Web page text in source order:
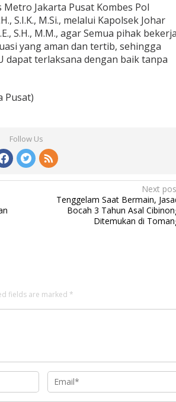
Jakarta Pusat Kombes Pol
S.I.K., M.Si., melalui Kapolsek Johar
S.H., M.M., agar Semua pihak bekerja
yang aman dan tertib, sehingga
dapat terlaksana dengan baik tanpa
Pusat)
Follow Us
Next
Tenggelam Saat Bermain,
Bocah 3 Tahun Asal
Ditemukan di
fields are marked *